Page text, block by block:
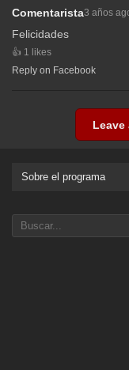
Comentarista3 años
Felicidades
1 likes
Reply on Facebook
Leave
Sobre el programa